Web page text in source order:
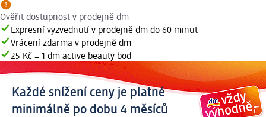
Ověřit dostupnost v prodejně dm
Expresní vyzvednutí v prodejně dm do 60 minut
Vrácení zdarma v prodejně dm
25 Kč = 1 dm active beauty bod
Každé snížení ceny je platné
minimálně po dobu 4 měsíců